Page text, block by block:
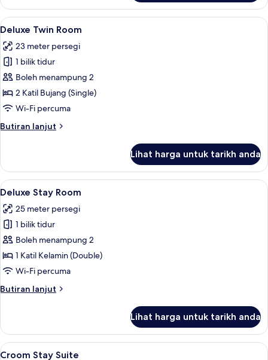
Twin
Room
Lihat
semua
foto
untuk
Deluxe
Twin
Room
Deluxe Twin Room | Peti besi dalam
6
Deluxe Twin Room
23 meter persegi
1 bilik tidur
Boleh menampung 2
2 Katil Bujang (Single)
Wi-Fi percuma
Butiran lanjut
Butiran
Twin
Room
Lihat harga untuk tarikh anda
Lihat
semua
foto
untuk
Deluxe
Stay
Room
Deluxe Stay Room | Peti besi dalam
10
Deluxe Stay Room
25 meter persegi
1 bilik tidur
Boleh menampung 2
1 Katil Kelamin (Double)
Wi-Fi percuma
Butiran lanjut
Butiran
Stay
Room
Lihat harga untuk tarikh anda
Lihat
Croom Stay Suite | Peti besi dalam
10
Croom Stay Suite